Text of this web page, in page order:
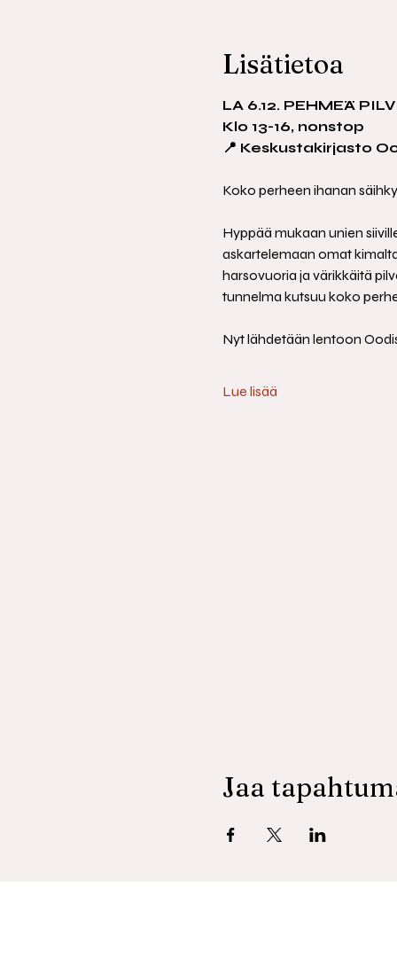
Lisätietoa
LA 6.12. PEHMEÄ
Klo 13-16, nonstop
📍 Keskustakirjasto
Koko perheen ihanan
Hyppää mukaan unien
askartelemaan omat
harsovuoria ja värikkäitä
tunnelma kutsuu koko
Nyt lähdetään lentoon
Lue lisää
Jaa